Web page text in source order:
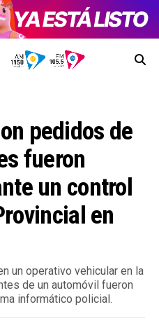
pedidos de
fueron
un control
en
un operativo vehicular en la
de un automóvil fueron
informático policial.